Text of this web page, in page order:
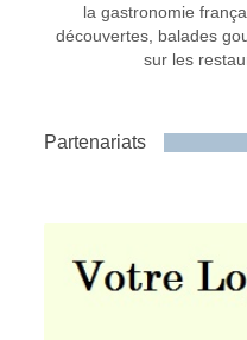
la gastronomie
découvertes, balades
sur les
Partenariats